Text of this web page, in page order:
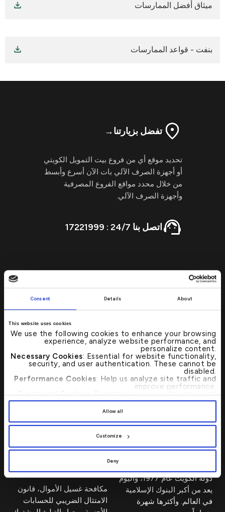
Consent Details About
This website uses cookies
We use the following cookies to enhance your browsing
experience, analyze website performance, and
personalize content.
Necessary Cookies: Essential for website functionality,
security, and user authentication. These cannot be
disabled.
Performance Cookies: Help us analyze site traffic and
improve performance.
Functional Cookies: Remember your preferences and
enhance user experience.
, you provide explicit consent to
preferences by clicking[Customize].
Allow all
Customize
Deny
ميثاق أفضل الممارسات
بنفت - قواعد الممارسات
تفضل بزيارتنا→
تحديد موقع أي من فروع بيت التمويل الكويتي
أو أجهزة الصرف الآلي بات الآن أسرع وأبسط
من خلال محدد مواقع الفروع المصرفية
وأجهزة الصرف الآلي.
اتصل بنا 24/7 : 17221999
اكتب لنا→
"اتصل بنا". سوف نعاود التواصل معك في
أقرب فرصة ممكنة فيما إذا كنت ترغب بالإبلاغ
عن مشكلة، أو لديك استفسار، أو التقدم
بإقتراح
دولة الكويت عام 1977، واليوم
يعد من أكبر البنوك الإسلامية
في العالم. وأكثرها شهرة
مجلس الإدارة والإدارة
التنفيذية
علاقات المستثمرين
المعلومات الأمنية
مكافحة غسيل الأموال، قانون
الامتثال الضريبي للحسابات